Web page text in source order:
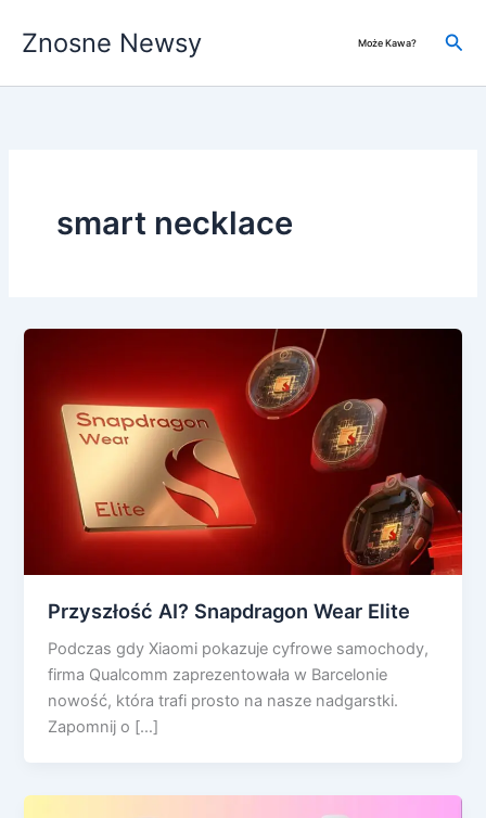
Znosne Newsy Może Kawa?
smart necklace
Przyszłość AI? Snapdragon Wear Elite
Podczas gdy Xiaomi pokazuje cyfrowe samochody,
firma Qualcomm zaprezentowała w Barcelonie
nowość, która trafi prosto na nasze nadgarstki.
Zapomnij o […]